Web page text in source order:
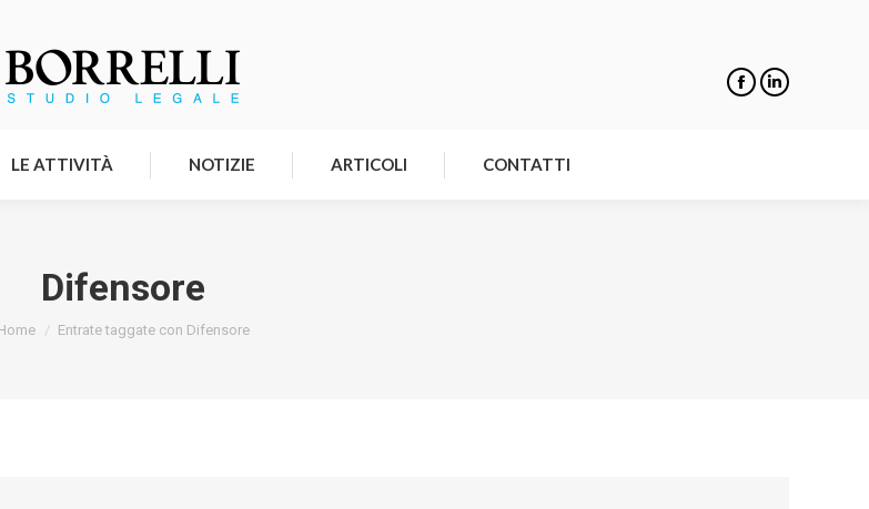
LE ATTIVITÀ NOTIZIE ARTICOLI CONTATTI
Difensore
sei qui:Entrate taggate con Difensore
LO STUDIO LE ATTIVITÀ